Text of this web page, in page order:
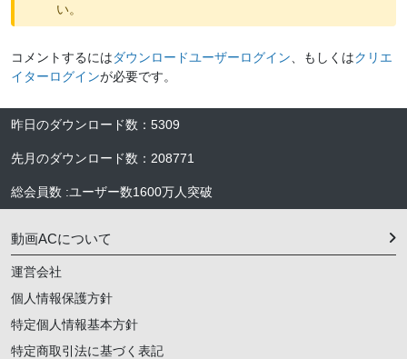
い。
コメントするにはダウンロードユーザーログイン 、もしくはクリエ
イターログインが必要です。
昨日のダウンロード数 ： 5309
先月のダウンロード数 ： 208771
総会員数 :ユーザー数1600万人 突破
動画ACについて
運営会社
個人情報保護方針
特定個人情報基本方針
特定商取引法に基づく表記